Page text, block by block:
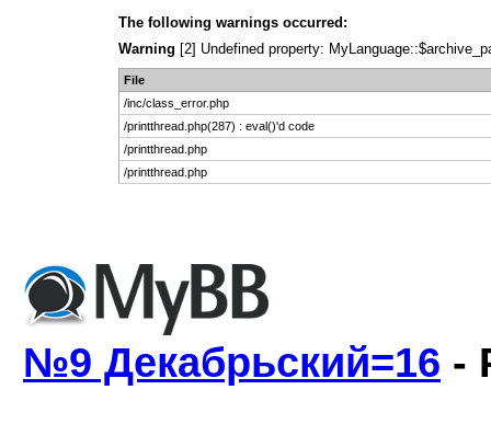
The following warnings occurred:
Warning [2] Undefined property:
File
/inc/class_error.php
/printthread.php(287) : eval()'d code
/printthread.php
/printthread.php
№9 Декабрьский=16 -